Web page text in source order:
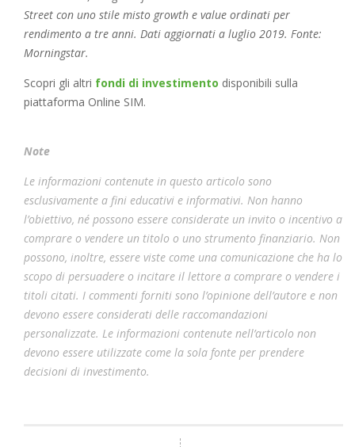
Street con uno stile misto growth e value ordinati per
rendimento a tre anni. Dati aggiornati a luglio 2019. Fonte:
Morningstar.
Scopri gli altri fondi di investimento disponibili sulla
piattaforma Online SIM.
Note
Le informazioni contenute in questo articolo sono
esclusivamente a fini educativi e informativi. Non hanno
l’obiettivo, né possono essere considerate un invito o incentivo a
comprare o vendere un titolo o uno strumento finanziario. Non
possono, inoltre, essere viste come una comunicazione che ha lo
scopo di persuadere o incitare il lettore a comprare o vendere i
titoli citati. I commenti forniti sono l’opinione dell’autore e non
devono essere considerati delle raccomandazioni
personalizzate. Le informazioni contenute nell’articolo non
devono essere utilizzate come la sola fonte per prendere
decisioni di investimento.